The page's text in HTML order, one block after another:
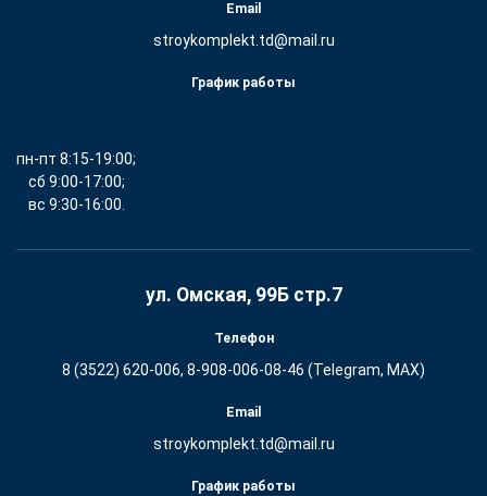
Email
stroykomplekt.td@mail.ru
График работы
пн-пт 8:15-19:00;
сб 9:00-17:00;
вс 9:30-16:00.
ул. Омская, 99Б стр.7
Телефон
8 (3522) 620-006, 8-908-006-08-46 (Telegram, MAX)
Email
stroykomplekt.td@mail.ru
График работы